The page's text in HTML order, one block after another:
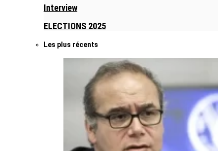
Interview
ELECTIONS 2025
Les plus récents